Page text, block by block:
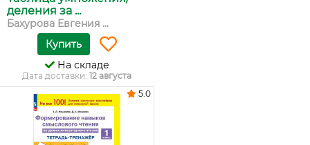
деления за ...
Бахурова Евгения ...
Купить
На складе
Дата доставки: 12 августа
5.0